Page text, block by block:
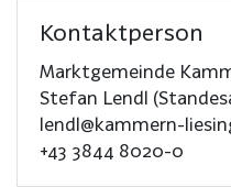
Kontaktperson
Marktgemeinde
Stefan Lendl
lendl@kammern-
+43 3844 8020-0